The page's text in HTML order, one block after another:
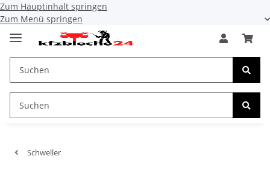
Zum Hauptinhalt springen
Zum Menü springen
Schweller